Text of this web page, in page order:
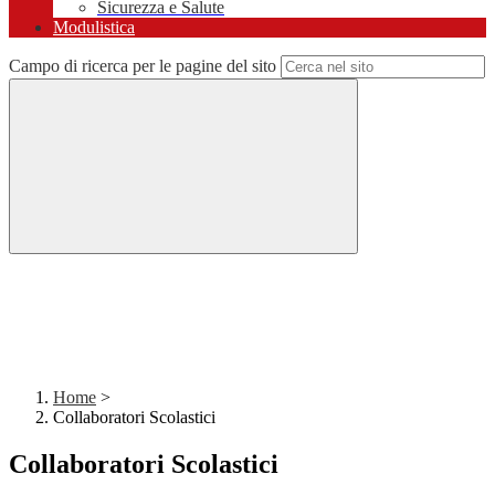
Sicurezza e Salute
Modulistica
Campo di ricerca per le pagine del sito
Home >
Collaboratori Scolastici
Collaboratori Scolastici